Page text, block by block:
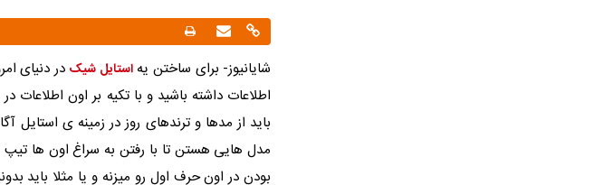
شایانیوز- برای ساختن یهاستایل شیک در دنیای
اطلاعات داشته باشید و با تکیه بر اون
باید از مدها و ترندهای روز در زمینه ی استایل
مدل هایی هستن تا با رفتن به سراغ اون ها
بودن در اون حرف اول رو میزنه و یا مثلا باید